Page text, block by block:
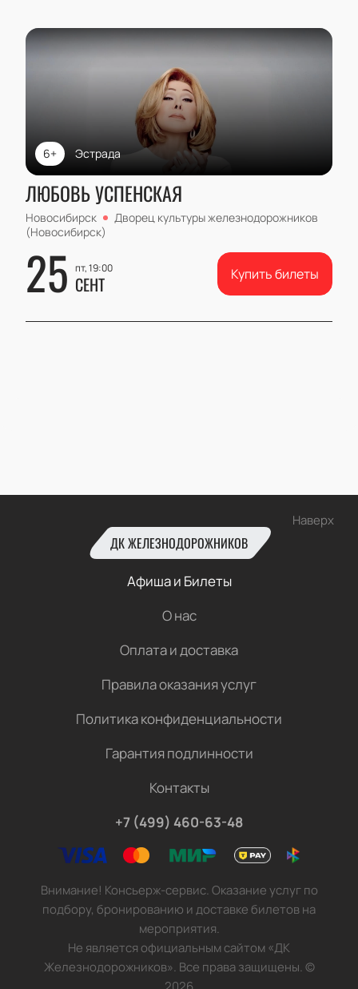
Эстрада
6+
ЛЮБОВЬ УСПЕНСКАЯ
Новосибирск
Дворец культуры железнодорожников
(Новосибирск)
25 пт, 19:00
СЕНТ Купить билеты
Наверх
ДК ЖЕЛЕЗНОДОРОЖНИКОВ
Афиша и Билеты
О нас
Оплата и доставка
Правила оказания услуг
Политика конфиденциальности
Гарантия подлинности
Контакты
+7 (499) 460-63-48
Внимание! Консьерж-сервис. Оказание услуг по
подбору, бронированию и доставке билетов на
мероприятия.
Не является официальным сайтом «ДК
Железнодорожников». Все права защищены.©